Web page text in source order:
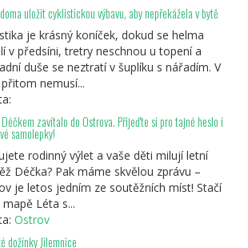
uložit cyklistickou výbavu, aby nepřekážela v bytě
je krásný koníček, dokud se helma
v předsíni, tretry neschnou u topení a
duše se neztratí v šuplíku s nářadím. V
nemusí...
zavítalo do Ostrova. Přijeďte si pro tajné heslo i
samolepky!
rodinný výlet a vaše děti milují letní
Déčka? Pak máme skvělou zprávu –
je letos jedním ze soutěžních míst! Stačí
mapě Léta s...
Ostrov
dožínky Jilemnice